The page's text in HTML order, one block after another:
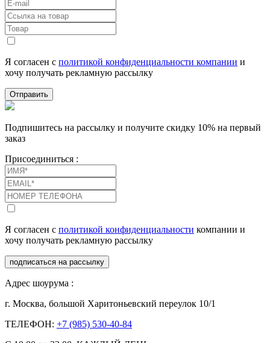
Я согласен с политикой конфиденциальности компании и
хочу получать рекламную рассылку
Отправить
Подпишитесь на рассылку и получите скидку 10% на первый
заказ
Присоединиться :
Я согласен с политикой конфиденциальности компании и
хочу получать рекламную рассылку
подписаться на рассылку
Адрес шоурума :
г. Москва, большой Харитоньевский переулок 10/1
ТЕЛЕФОН: +7 (985) 530-40-84